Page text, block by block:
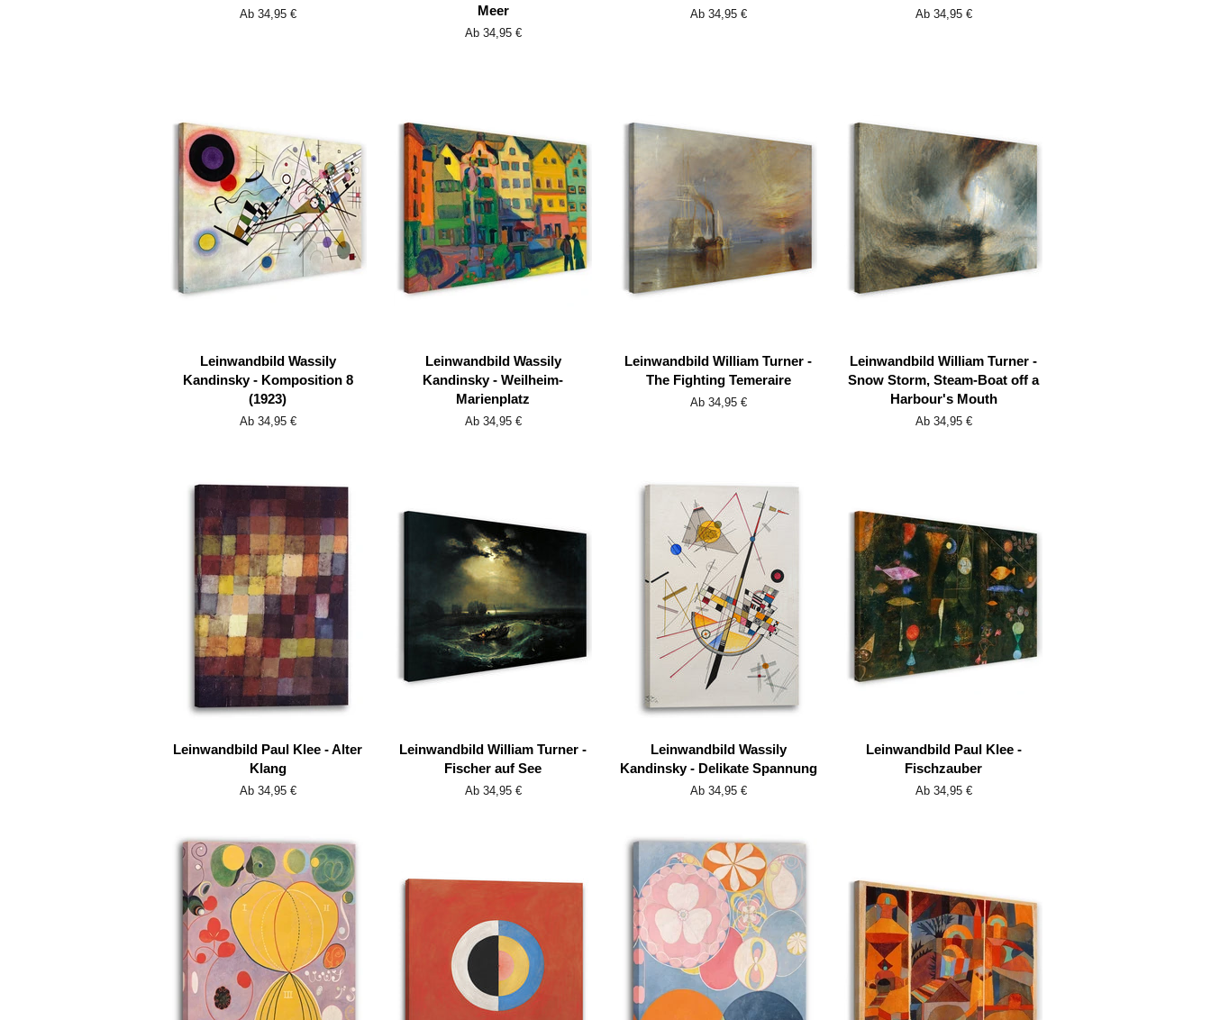
Ab 34,95 €
Meer
Ab 34,95 €
Ab 34,95 € Ab 34,95 €
Leinwandbild Wassily
Kandinsky - Komposition 8
(1923)
Ab 34,95 €
Leinwandbild Wassily
Kandinsky - Weilheim-
Marienplatz
Ab 34,95 €
Leinwandbild William Turner -
The Fighting Temeraire
Ab 34,95 €
Leinwandbild William Turner -
Snow Storm, Steam-Boat off a
Harbour's Mouth
Ab 34,95 €
Leinwandbild Paul Klee - Alter
Klang
Ab 34,95 €
Leinwandbild William Turner -
Fischer auf See
Ab 34,95 €
Leinwandbild Wassily
Kandinsky - Delikate Spannung
Ab 34,95 €
Leinwandbild Paul Klee -
Fischzauber
Ab 34,95 €